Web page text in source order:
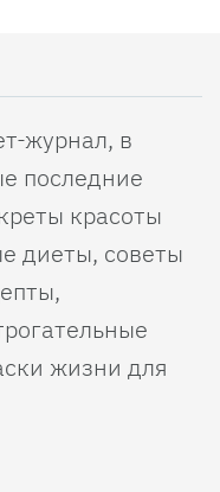
журнал, в
последние
красоты
диеты, советы
жизни для